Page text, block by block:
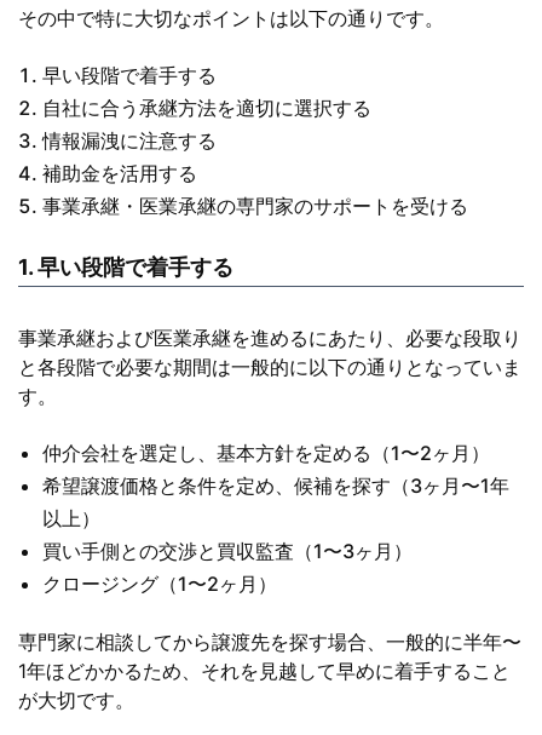
その中で特に大切なポイントは以下の通りです。
早い段階で着手する
自社に合う承継方法を適切に選択する
情報漏洩に注意する
補助金を活用する
事業承継・医業承継の専門家のサポートを受ける
1. 早い段階で着手する
事業承継および医業承継を進めるにあたり、必要な段取り
と各段階で必要な期間は一般的に以下の通りとなっていま
す。
仲介会社を選定し、基本方針を定める（1〜2ヶ月）
希望譲渡価格と条件を定め、候補を探す（3ヶ月〜1年
以上）
買い手側との交渉と買収監査（1〜3ヶ月）
クロージング（1〜2ヶ月）
専門家に相談してから譲渡先を探す場合、一般的に半年〜
1年ほどかかるため、それを見越して早めに着手すること
が大切です。